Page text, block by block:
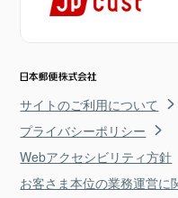
サイトのご利用について
プライバシーポリシー
Webアクセシビリティ方針
お客さま本位の業務運営に